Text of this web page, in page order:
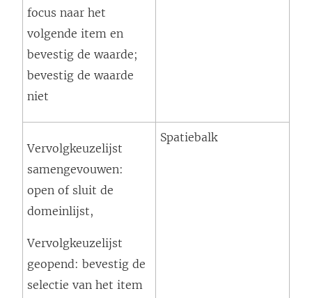
focus naar het
volgende item en
bevestig de waarde;
bevestig de waarde
niet
Vervolgkeuzelijst
samengevouwen:
open of sluit de
domeinlijst,
Vervolgkeuzelijst
geopend: bevestig de
selectie van het item
Spatiebalk